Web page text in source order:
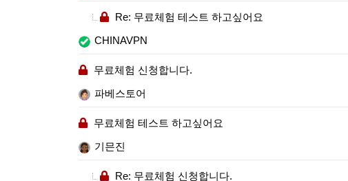
Re: 무료체험 테스트 하고싶어요
CHINAVPN
무료체험 신청합니다.
파베스토어
무료체험 테스트 하고싶어요
기믄진
Re: 무료체험 신청합니다.